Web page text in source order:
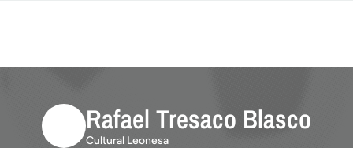
Rafael Tresaco Blasco
Cultural Leonesa